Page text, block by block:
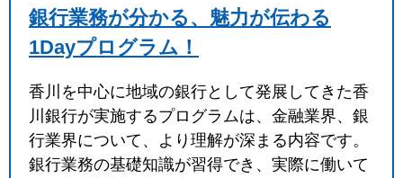
銀行業務が分かる、魅力が伝わる
1Dayプログラム！
香川を中心に地域の銀行として発展してきた香
川銀行が実施するプログラムは、金融業界、銀
行業界について、より理解が深まる内容です。
銀行業務の基礎知識が習得でき、実際に働いて